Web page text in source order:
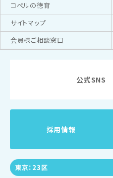
コペルの徳育
サイトマップ
会員様ご相談窓口
公式SNS
採用情報
東京：23区